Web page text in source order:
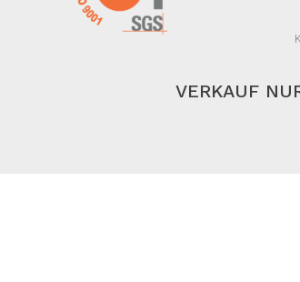
VERKAUF